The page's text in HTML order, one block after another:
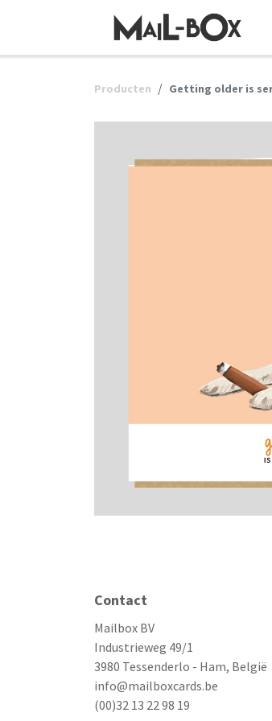
Producten Getting older is
Contact
Mailbox BV
Industrieweg 49/1
3980 Tessenderlo - Ham, België
info@mailboxcards.be
(00)32 13 22 98 19